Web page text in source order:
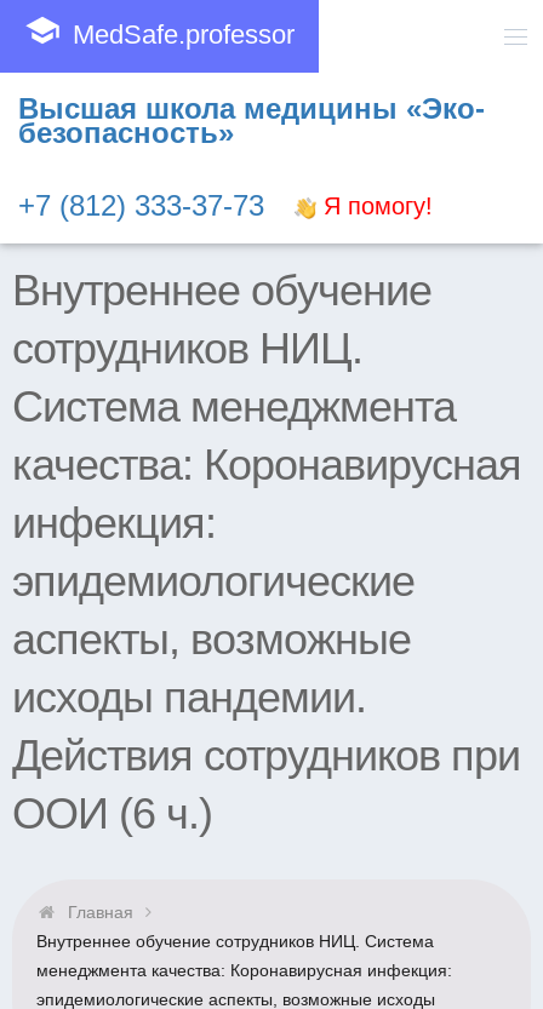
school MedSafe.professor
Высшая школа медицины «Эко-
безопасность»
+7 (812) 333-37-73 Я помогу!
Внутреннее обучение
сотрудников НИЦ.
Система менеджмента
качества: Коронавирусная
инфекция:
эпидемиологические
аспекты, возможные
исходы пандемии.
Действия сотрудников при
ООИ (6 ч.)
Главная
Внутреннее обучение сотрудников НИЦ. Система
менеджмента качества: Коронавирусная инфекция:
эпидемиологические аспекты, возможные исходы